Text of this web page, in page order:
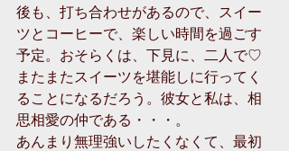
後も、打ち合わせがあるので、スイー
ツとコーヒーで、楽しい時間を過ごす
予定。おそらくは、下見に、二人で♡
またまたスイーツを堪能しに行ってく
ることになるだろう。彼女と私は、相
思相愛の仲である・・・。
あんまり無理強いしたくなくて、最初